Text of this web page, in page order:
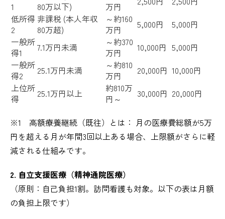
1
80万以下)
万円
低所得
2
非課税 (本人年収
80万超)
～約160
万円
5,000円
5,000円
一般所
得1
7.1万円未満
～約370
万円
10,000円 5,000円
一般所
得2
25.1万円未満
～約810
万円
20,000円 10,000円
上位所
得
25.1万円以上
約810万
円～
30,000円 20,000円
※1 高額療養継続（既往）とは： 月の医療費総額が5万
円を超える月が年間3回以上ある場合、上限額がさらに軽
減される仕組みです。
2. 自立支援医療（精神通院医療）
（原則：自己負担1割。訪問看護も対象。以下の表は月額
の負担上限です）